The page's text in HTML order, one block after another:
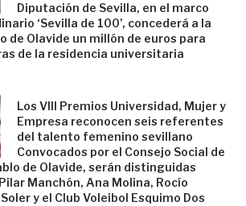
Diputación de Sevilla, en el marco
‘Sevilla de 100’, concederá a la
de Olavide un millón de euros para
de la residencia universitaria
Los VIII Premios Universidad, Mujer y
Empresa reconocen seis referentes
del talento femenino sevillano
Convocados por el Consejo Social de
de Olavide, serán distinguidas
Manchón, Ana Molina, Rocío
y el Club Voleibol Esquimo Dos